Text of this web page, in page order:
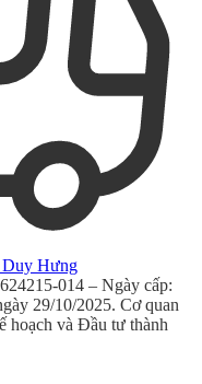
Hưng
014 – Ngày cấp:
29/10/2025. Cơ quan
hoạch và Đầu tư thành